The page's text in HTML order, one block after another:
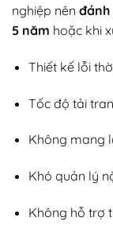
nghiệp nên đánh
5 năm hoặc khi
Thiết kế lỗi
Tốc độ tải
Không mang
Khó quản lý
Không hỗ trợ